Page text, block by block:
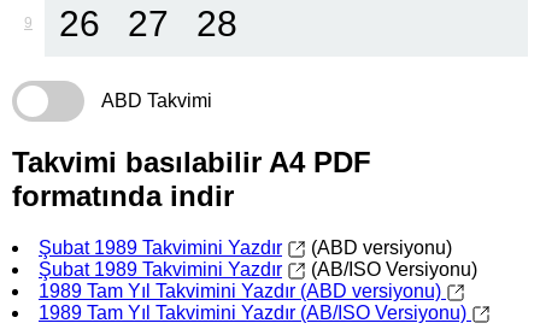
9 26 27 28
ABD Takvimi
Takvimi basılabilir A4 PDF
formatında indir
Şubat 1989 Takvimini Yazdır
(ABD versiyonu)
Şubat 1989 Takvimini Yazdır
(AB/ISO Versiyonu)
1989 Tam Yıl Takvimini Yazdır (ABD versiyonu)
1989 Tam Yıl Takvimini Yazdır (AB/ISO Versiyonu)